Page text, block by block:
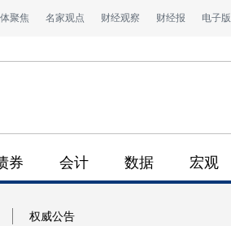
聚焦 名家观点 财经观察 财经报 电子版
券 会计 数据 宏观
权威公告